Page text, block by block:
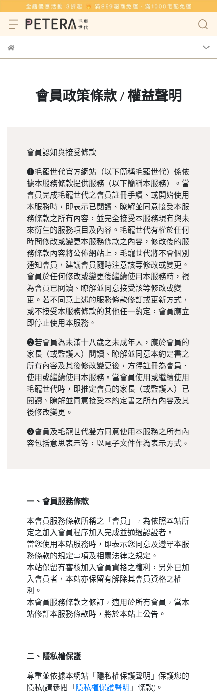
會員政策條款 / 權益聲明
會員認知與接受條款
❶毛寵世代官方網站（以下簡稱毛寵世代）係依
據本服務條款提供服務（以下簡稱本服務）。當
會員完成毛寵世代之會員註冊手續、或開始使用
本服務時，即表示已閱讀、瞭解並同意接受本服
務條款之所有內容，並完全接受本服務現有與未
來衍生的服務項目及內容。毛寵世代有權於任何
時間修改或變更本服務條款之內容，修改後的服
務條款內容將公佈網站上，毛寵世代將不會個別
通知會員，建議會員隨時注意該等修改或變更。
會員於任何修改或變更後繼續使用本服務時，視
為會員已閱讀、瞭解並同意接受該等修改或變
更。若不同意上述的服務條款修訂或更新方式，
或不接受本服務條款的其他任一約定，會員應立
即停止使用本服務。
❷若會員為未滿十八歲之未成年人，應於會員的
家長（或監護人）閱讀、瞭解並同意本約定書之
所有內容及其後修改變更後，方得註冊為會員、
使用或繼續使用本服務。當會員使用或繼續使用
毛寵世代時，即推定會員的家長（或監護人）已
閱讀、瞭解並同意接受本約定書之所有內容及其
後修改變更。
❸會員及毛寵世代雙方同意使用本服務之所有內
容包括意思表示等，以電子文件作為表示方式。
一、會員服務條款
本會員服務條款所稱之「會員」，為依照本站所
定之加入會員程序加入完成並通過認證者。
當您使用本站服務時，即表示您同意及遵守本服
務條款的規定事項及相關法律之規定。
本站保留有審核加入會員資格之權利，另外已加
入會員者，本站亦保留有解除其會員資格之權
利。
本會員服務條款之修訂，適用於所有會員，當本
站修訂本服務條款時，將於本站上公告。
二、隱私權保護
尊重並依據本網站「隱私權保護聲明」保護您的
隱私(請參閱「 隱私權保護聲明 」條款)。